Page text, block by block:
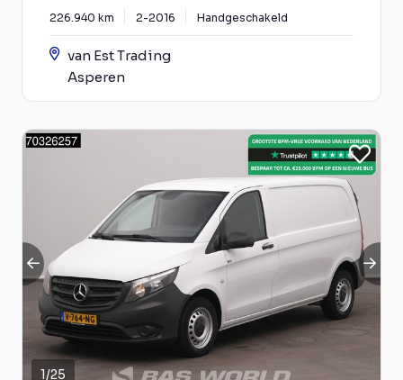
226.940 km 2-2016 Handgeschakeld
van Est Trading
Asperen
1/25